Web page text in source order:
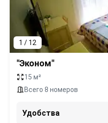
1 / 12
"Эконом"
15 м²
Всего 8 номеров
Удобства